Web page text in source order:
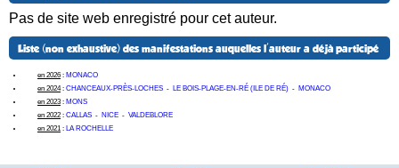
Pas de site web enregistré pour cet auteur.
Liste (non exhaustive) des manifestations auquelles l'auteur a déjà participé
en 2026 : MONACO
en 2024: CHANCEAUX-PRÈS-LOCHES - LE BOIS-PLAGE-EN-RÉ (ILE DE RÉ) - MONACO
en 2023 : MONS
en 2022 : CALLAS - NICE - VALDEBLORE
en 2021 : LA ROCHELLE